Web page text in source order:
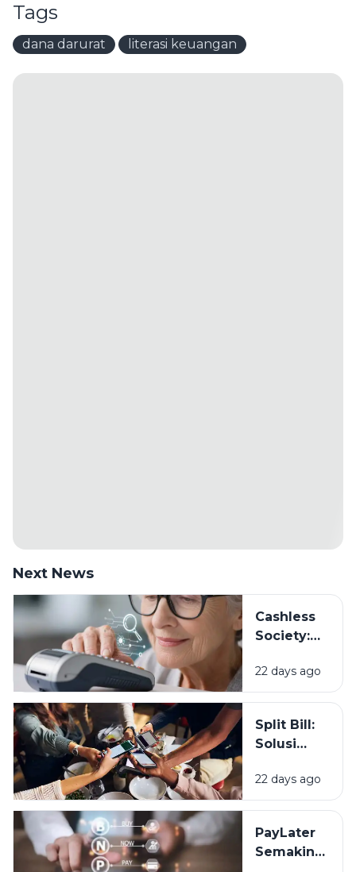
Tags
dana darurat literasi keuangan
Next News
Cashless
Society:
Kita Hidup
Tanpa
Tunai?
22 days ago
Split Bill:
Solusi
yang
Makin
Kalangan
Anak
22 days ago
PayLater
Semakin